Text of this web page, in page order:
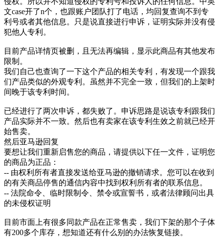
文case开了n个，也跟账户团队打了电话，均回复查询不到专
利号或者其他信息。只是说直接进行申诉，证明实际并没有侵
犯他人专利。
目前产品详情页被删，且无法再编辑，显示此商品有其他发布
限制。
我们自己也查询了一下这个产品的相关专利，有发现一个跟我
们产品类似的外观专利。虽然并不完全一致，但我们的上架时
间晚于该专利时间。
已经进行了两次申诉，都失败了。申诉思路是说该专利跟我们
产品实际并不一致。然后也有卖家在该专利生效之前就已经开
始售卖。
然后亚马逊回复
要想让我们重新启售您的商品，请提供以下任一文件，证明您
的商品为正品：
-- 由权利所有者直接发送给亚马逊的撤销请求。您可以在收到
的有关商品停售的通信内容中找到权利所有者的联系信息。
-- 法院命令、临时限制令、禁令或宣誓书，或者法律顾问出具
的未侵权证明
目前市面上有很多同款产品在正常售卖，我们下架的那个子体
有200多个库存，想知道还有什么别的办法恢复链接。